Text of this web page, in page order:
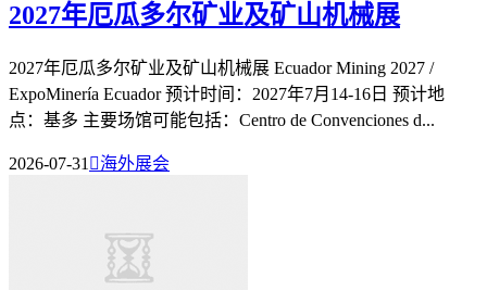
2027年厄瓜多尔矿业及矿山机械展
2027年厄瓜多尔矿业及矿山机械展 Ecuador Mining 2027 /
ExpoMinería Ecuador 预计时间：2027年7月14-16日 预计地
点：基多 主要场馆可能包括：Centro de Convenciones d...
2026-07-31 海外展会